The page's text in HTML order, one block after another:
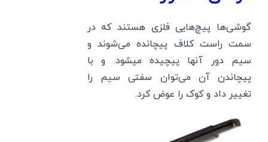
گوشی‌ها پیچ‌هایی فلزی هستند که در
سمت راست کلاف پیچانده می‌شوند و
سیم دور آنها پیچیده میشود. و با
پیچاندن آن می‌توان سفتی سیم را
تغییر داد و کوک را عوض کرد.